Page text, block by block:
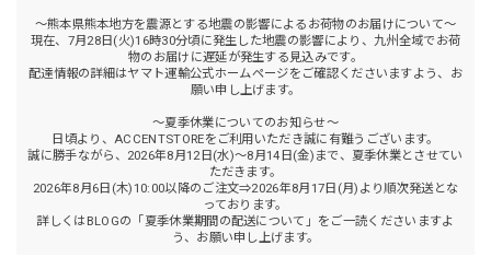
～熊本県熊本地方を震源とする地震の影響によるお荷物のお届けについて～
現在、7月28日(火)16時30分頃に発生した地震の影響により、九州全域でお荷
物のお届けに遅延が発生する見込みです。
配達情報の詳細はヤマト運輸公式ホームページをご確認くださいますよう、お
願い申し上げます。
～夏季休業についてのお知らせ～
日頃より、ACCENTSTOREをご利用いただき誠に有難うございます。
誠に勝手ながら、2026年8月12日(水)～8月14日(金)まで、夏季休業とさせてい
ただきます。
2026年8月6日(木)10:00以降のご注文⇒2026年8月17日(月)より順次発送とな
っております。
詳しくはBLOGの「夏季休業期間の配送について」をご一読くださいますよ
う、お願い申し上げます。